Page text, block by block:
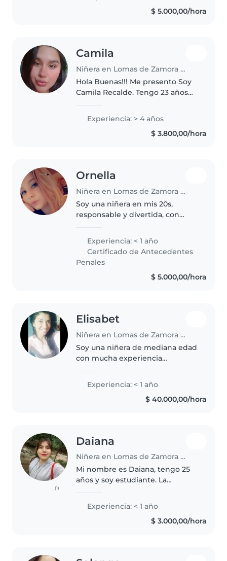
desde los 4 meses hasta los 12
años, tanto de forma particular..
$ 5.000,00/hora
Camila
Niñera en Lomas de Zamora (Buenos Aires)
Hola Buenas!!! Me presento Soy
Camila Recalde. Tengo 23 años
con 4 años de experiencia fuera
y también en mí entorno familiar
! Se cuidar a tanto a..
Experiencia: > 4 años
$ 3.800,00/hora
Ornella
Niñera en Lomas de Zamora (Buenos Aires)
Soy una niñera en mis 20s,
responsable y divertida, con
Tengo experiencia cuidando
niños de 3 a 15 años. Me encanta
dibujar, leer, la música y los..
Experiencia: < 1 año
Certificado de Antecedentes
Penales
$ 5.000,00/hora
Elisabet
Niñera en Lomas de Zamora (Buenos Aires)
Soy una niñera de mediana edad
con mucha experiencia
adolescentes. Aunque no tengo
certificación de primeros
Experiencia: < 1 año
$ 40.000,00/hora
(1)
Daiana
Niñera en Lomas de Zamora (Buenos Aires)
Mi nombre es Daiana, tengo 25
años y soy estudiante. La
con niños de la familia. Amo a los
nenes y me encanta pasar
tiempo con ellos! Soy una
Experiencia: < 1 año
$ 3.000,00/hora